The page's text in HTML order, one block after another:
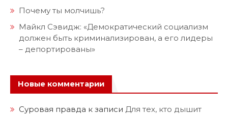
Почему ты молчишь?
Майкл Сэвидж: «Демократический социализм
должен быть криминализирован, а его лидеры
– депортированы»
Новые комментарии
Суровая правда к записи Для тех, кто дышит